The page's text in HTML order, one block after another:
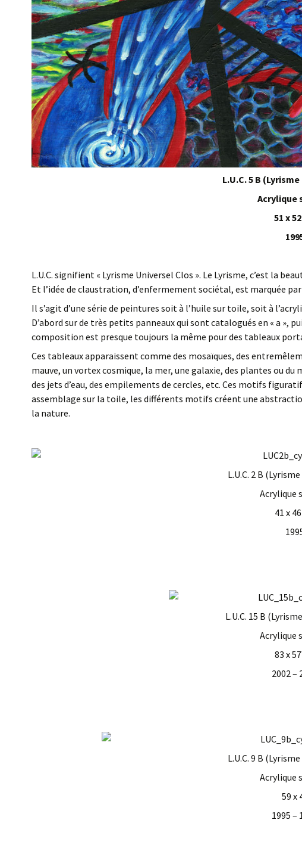
L.U.C. 5 B
Acrylique
51 x
L.U.C. signifient « Lyrisme Universel Clos ». Le Lyrisme, c’est la
Et l’idée de claustration, d’enfermement sociétal, est marquée
Il s’agit d’une série de peintures soit à l’huile sur toile, soit à
D’abord sur de très petits panneaux qui sont catalogués en « a »,
composition est presque toujours la même pour des tableaux
Ces tableaux apparaissent comme des mosaïques, des
mauve, un vortex cosmique, la mer, une galaxie, des plantes ou
des jets d’eau, des empilements de cercles, etc. Ces motifs
assemblage sur la toile, les différents motifs créent une
la nature.
L.U.C. 2 B
Acrylique
41 x
L.U.C. 15 B
Acrylique
83 x
2002 –
L.U.C. 9 B
Acrylique
59 x
1995 –